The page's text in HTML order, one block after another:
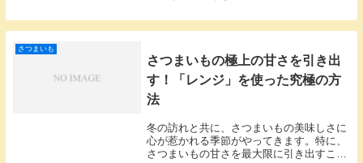
まいも揚げの魅力を再発見し、あなたの料
理スキルを次のレベルに引き上げるための
さつまいも
さつまいもの極上の甘さを引き出
す！「レンジ」を使った究極の方
法
冬の訪れと共に、さつまいもの美味しさに
心が惹かれる季節がやってきます。特に、
さつまいもの甘さを最大限に引き出すこと